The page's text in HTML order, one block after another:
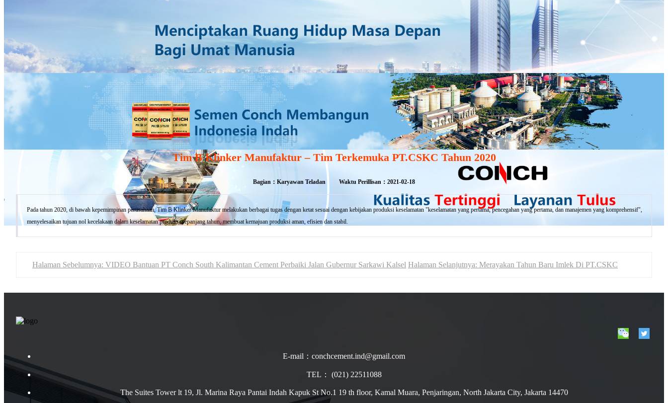
Tim B Klinker Manufaktur – Tim Terkemuka PT.CSKC Tahun 2020
Bagian：Karyawan Teladan Waktu Perillisan：2021-02-18
Pada tahun 2020, di bawah kepemimpinan perusahaan, Tim B Klinker Manufaktur melakukan berbagai tugas dengan ketat sesuai dengan kebijakan produksi keselamatan "keselamatan yang pertama, pencegahan yang pertama, dan manajemen yang komprehensif",
menyelesaikan tujuan nol kecelakaan dalam keselamatan produksi sepanjang tahun, membuat kemajuan produksi aman, efisien dan stabil.
Halaman Sebelumnya: VIDEO Bantuan PT Conch South Kalimantan Cement Perbaiki Jalan Gubernur Sarkawi Kalsel Halaman Selanjutnya: Merayakan Tahun Baru Imlek Di PT.CSKC
E-mail：conchcement.ind@gmail.com
TEL： (021) 22511088
The Suites Tower lt 19, Jl. Marina Raya Pantai Indah Kapuk St No.1 19 th floor, Kamal Muara, Penjaringan, North Jakarta City, Jakarta 14470